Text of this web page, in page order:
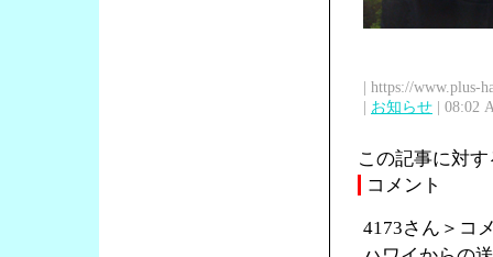
| https://www.plus-
| お知らせ | 08:02
この記事に対
コメント
4173さん＞コ